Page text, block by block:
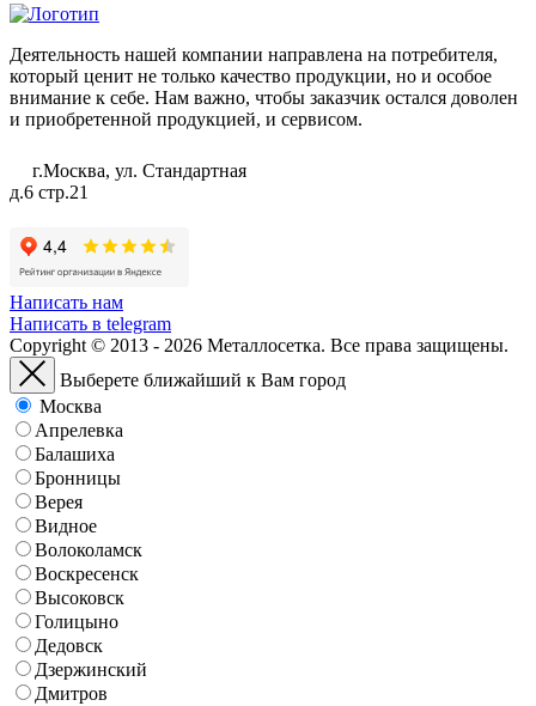
Деятельность нашей компании направлена на потребителя,
который ценит не только качество продукции, но и особое
внимание к себе. Нам важно, чтобы заказчик остался доволен
и приобретенной продукцией, и сервисом.
г.Москва, ул. Стандартная
д.6 стр.21
Написать нам
Написать в telegram
Copyright © 2013 - 2026 Металлосетка. Все права защищены.
Выберете ближайший к Вам город
Москва
Апрелевка
Балашиха
Бронницы
Верея
Видное
Волоколамск
Воскресенск
Высоковск
Голицыно
Дедовск
Дзержинский
Дмитров